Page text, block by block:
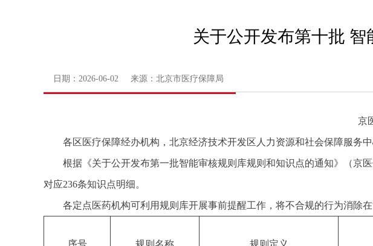
关于公开发布第十批
日期：2026-06-02 来源：北京市医疗保障局
京
各区医疗保障经办机构，北京经济技术开发区人力资源和社会保障服务
根据《关于公开发布第一批智能审核规则库规则和知识点的通知》（京
对应236条知识点明细。
各定点医药机构可利用规则库开展事前提醒工作，将不合规的行为消除
序号 规则名称 规则定义